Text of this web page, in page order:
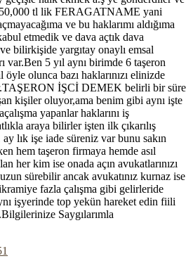
50,000 tl lik FERAGATNAME yani
ve bu haklarımı aldığıma
etmedik ve dava açtık dava
bilirkişide yargıtay onaylı emsal
var.Ben 5 yıl aynı birimde 6 taşeron
olunca bazı haklarınızı elinizde
İŞCİ DEMEK belirli bir süre
kişiler oluyor,ama benim gibi aynı işte
yapanlar haklarını iş
araya bilirler işten ilk çıkarılış
lık işe iade süreniz var bunu sakın
hem taşeron firmaya hemde asıl
her kim ise onada açın avukatlarınızı
sürebilir ancak avukatınız kurnaz ise
fazla çalışma gibi gelirleride
işyerinde top yekün hareket edin fiili
Saygılarımla